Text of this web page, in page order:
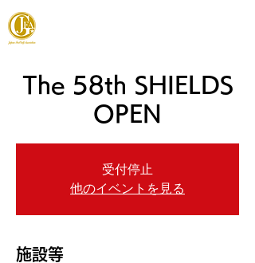
The 58th SHIELDS
OPEN
受付停止
他のイベントを見る
施設等